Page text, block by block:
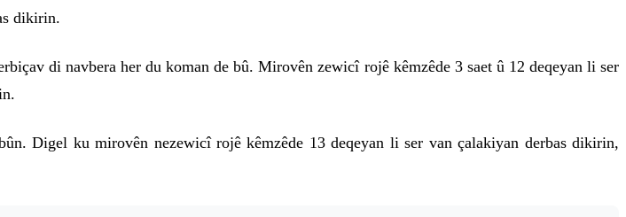
dikirin.
di navbera her du koman de bû. Mirovên zewicî rojê kêmzêde 3 saet û 12 deqeyan li ser
Digel ku mirovên nezewicî rojê kêmzêde 13 deqeyan li ser van çalakiyan derbas dikirin,